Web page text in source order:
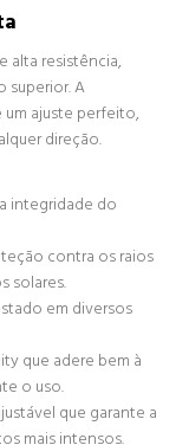
alta resistência,
superior. A
um ajuste perfeito,
direção.
integridade do
contra os raios
solares.
em diversos
que adere bem à
o uso.
que garante a